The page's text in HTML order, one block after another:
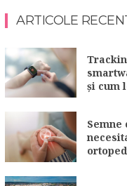
ARTICOLE
și cum
Semne